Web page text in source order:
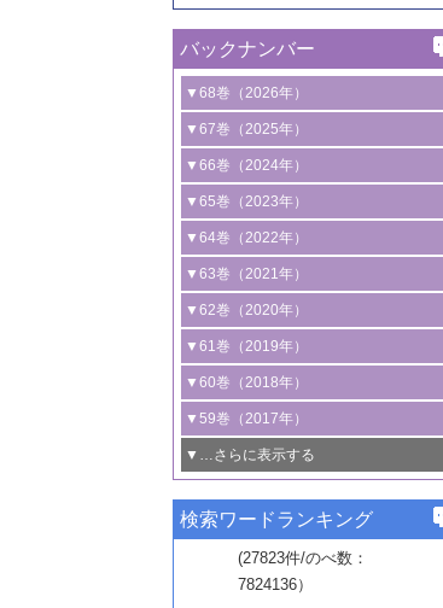
バックナンバー
▼68巻（2026年）
1号 過酸化水素合成に関する研究動向
2号 コンピューター技術により加速する
触媒開発
3号 有機分子変換やCO 資源化のための
光触媒に関する最近の研究
B号 第137回触媒討論会（2026年）
▼67巻（2025年）
1号 CO
水素化によるグリーン燃料/グリ
ーンケミカル製造
2号 水素製造のための水分解技術に関す
る最近の研究
3号 オレフィン系樹脂の精密合成に関す
る最新技術
4号 アルコール類の効率的変換を実現す
る非貴金属触媒の研究動向
5号 ゼオライトの合成と応用における研
究動向
6号 ヘテロ接合界面
B号 第135回触媒討論会（2025年）
▼66巻（2024年）
1号 低次元ナノ構造を有する触媒材料
2号 規制反応場を活用した固体触媒研究
の新展開
3号 未踏分子変換を目指した酸化触媒プ
ロセスの最前線
4号 シンクロトロン放射光および中性子
線を利用した触媒解析技術の最先端
5号 単原子触媒
6号 参照触媒委員会からのお知らせ
B号 第133回触媒討論会（2023年）
▼65巻（2023年）
1号 炭素が関わる触媒機能
2号 プラスチックケミカルリサイクルの
ための触媒技術
3号 非酸化物系金属化合物を基盤とした
触媒材料の開発
4号 格子酸素・格子酸素欠陥を利用した
触媒反応
5号 生体触媒によるエネルギー変換反応
6号 窒素とリンの循環のための触媒・機
能性材料
▼64巻（2022年）
1号 合成ガス製造とCOを用いるケミカル
ズ合成の最新動向
2号 化学品合成のための合金触媒開発
3号 CO の排出削減および有効活用のた
めの触媒技術
4号 若手による情報発信企画～とびたて
若き触媒の研究者たち～（1）
若き触媒の研究者たち～（2）
6号 石油のノーブル・ユースを志向した
触媒技術
▼63巻（2021年）
1号 金触媒の新展開
2号 ペロブスカイト
3号 特殊反応場を利用した触媒的分子変
換反応
4号 多孔質材料を用いた触媒の新展開
5号 情報学的手法を用いた触媒開発
6号 カーボンニュートラルに向けた電解
技術
B号 第127回触媒討論会（2021年・オン
ライン開催(Zoom)のみ）
▼62巻（2020年）
1号 触媒設計を拓く欠陥構造のキャラク
タリゼーション
2号 機能化学品製造に資するクリーンな
触媒的酸化反応
3号 水処理のための触媒化学
4号 光触媒を用いた水分解の最新の研究
動向
5号 次世代の触媒プロセスを支えるマイ
▼61巻（2019年）
1号 物質移動制御に着目した触媒プロセ
ス開発
2号 CO2 フリー水素サプライチェーンに
関わる触媒開発動向
3号 精密高分子合成に関する最近の研究
動向
4号 バイオマス化成品製造のための触媒
▼60巻（2018年）
1号 固体酸触媒の最新の研究動向
2号 二酸化炭素からの有用化学品合成
3号 ナノ粒子・クラスター触媒の最前線
4号 60周年記念企画
5号 進化するゼオライト合成技術
6号 非貴金属系触媒における電気化学的
▼59巻（2017年）
1号 いたるところに，触媒
最先端技術
3号 無機分離膜材料の開発と触媒反応プ
ロセスへの適用
▼…さらに表示する
1号 ユニークな構造の高分子を生み出す触
2号 リグニンからの化成品製造に向けた触
▼57巻（2015年）
1号 水素キャリアにかかわる触媒技術の新
▼56巻（2014年）
検索ワードランキング
(27823件/のべ数：
7824136）